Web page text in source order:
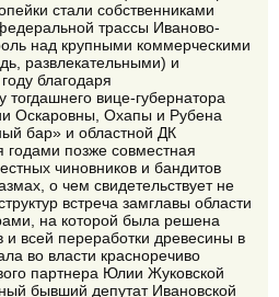
стали собственниками
трассы Иваново-
над крупными коммерческими
развлекательными) и
благодаря
вице-губернатора
Оскаровны, Охапы и Рубена
бар» и областной ДК
позже совместная
чиновников и бандитов
о чем свидетельствует не
встреча замглавы области
на которой была решена
и всей переработки древесины в
во власти красноречиво
партнера Юлии Жуковской
бывший депутат Ивановской